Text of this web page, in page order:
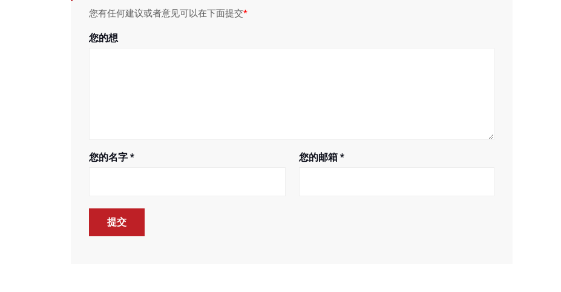
您有任何建议或者意见可以在下面提交*
您的想
您的名字 * 您的邮箱 *